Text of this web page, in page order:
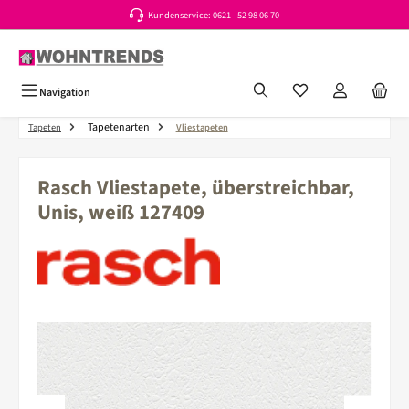
Kundenservice: 0621 - 52 98 06 70
Navigation Du hast 0 Produkte
Tapeten Tapetenarten Vliestapeten
Rasch Vliestapete, überstreichbar,
Unis, weiß 127409
Bildergalerie überspringen